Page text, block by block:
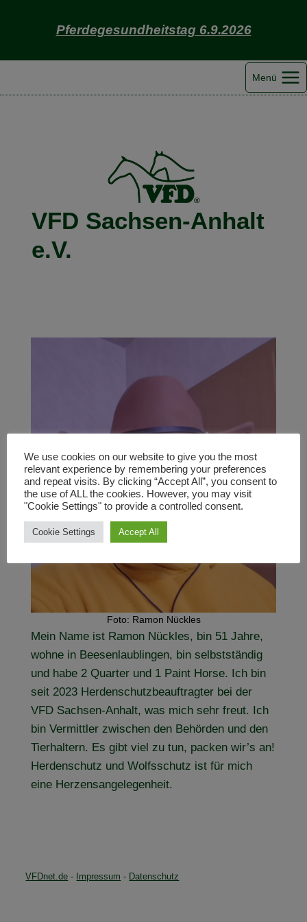
Pferdegesundheitstag 6.9.2026
Menü
VFD Sachsen-Anhalt
e.V.
Foto: Ramon Nückles
Mein Name ist Ramon Nückles, bin 51 Jahre,
wohne in Beesenlaublingen, bin selbstständig
und habe 2 Quarter und 1 Paint Horse. Ich bin
seit 2023 Herdenschutzbeauftragter bei der
VFD Sachsen-Anhalt, was mich sehr freut. Ich
bin Vermittler zwischen den Behörden und den
Tierhaltern. Es gibt viel zu tun, packen wir’s an!
Herdenschutz und Wolfsschutz ist für mich
eine Herzensangelegenheit.
VFDnet.de - Impressum - Datenschutz
We use cookies on our website to give you the most
relevant experience by remembering your preferences
and repeat visits. By clicking “Accept All”, you consent to
the use of ALL the cookies. However, you may visit
"Cookie Settings" to provide a controlled consent.
Cookie Settings Accept All